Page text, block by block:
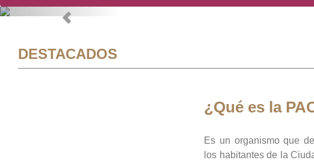
Previous
DESTACADOS
¿Qué es la
Es un organismo que
los habitantes de la